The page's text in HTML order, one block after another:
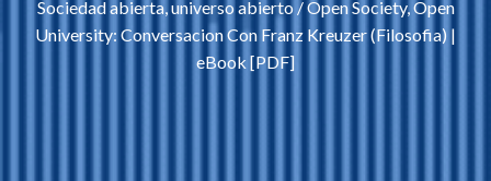
Sociedad abierta, universo abierto / Open Society, Open
University: Conversacion Con Franz Kreuzer (Filosofia) |
eBook [PDF]